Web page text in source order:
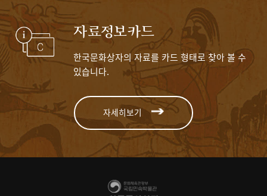
자료정보카드
한국문화상자의 자료를 카드 형태로 찾아 볼 수
있습니다.
자세히보기